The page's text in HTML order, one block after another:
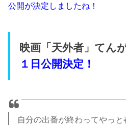
公開が決定しましたね！
映画「天外者」てん
１日公開決定！
自分の出番が終わってやっ